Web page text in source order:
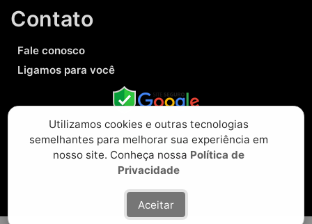
Utilizamos cookies e outras tecnologias
semelhantes para melhorar sua experiência em
nosso site. Conheça nossa Política de
Privacidade
Aceitar
Contato
Fale conosco
Ligamos para você